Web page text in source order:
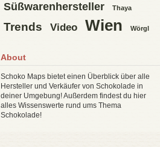
Süßwarenhersteller Thaya
Trends Video Wien Wörgl
About
Schoko Maps bietet einen Überblick über alle
Hersteller und Verkäufer von Schokolade in
deiner Umgebung! Außerdem findest du hier
alles Wissenswerte rund ums Thema
Schokolade!